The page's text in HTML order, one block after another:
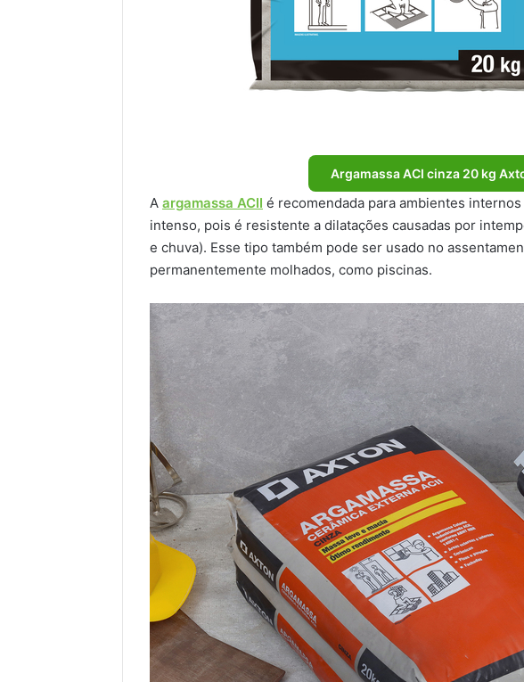
Argamassa ACI cinza 20 kg
A argamassa ACII é recomendada para ambientes
intenso, pois é resistente a dilatações causadas por
e chuva). Esse tipo também pode ser usado no
permanentemente molhados, como piscinas.